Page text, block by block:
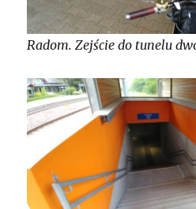
Radom. Zejście do tunelu